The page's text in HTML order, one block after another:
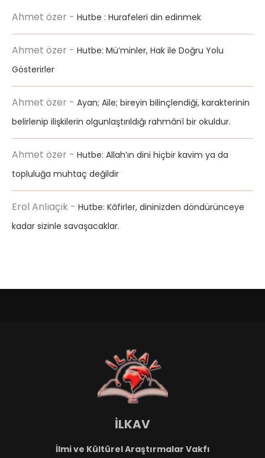
Ahmet özer - Hutbe : Hurafeleri din edinmek
Ahmet özer - Hutbe: Mü’minler, Hak ile Doğru Yolu
Gösterirler
Ahmet özer - Ayan; Aile; bireyin bilinçlendiği, karakterinin
belirlenip ilişkilerin olgunlaştırıldığı rahmânî bir okuldur.
Ahmet özer - Hutbe: Allah’ın dini hiçbir kavim ya da
topluluğa muhtaç değildir
Erol Anlıaçık - Hutbe: Kâfirler, dininizden döndürünceye
kadar sizinle savaşacaklar.
İLKAV
İlmi ve Kültürel Araştırmalar Vakfı